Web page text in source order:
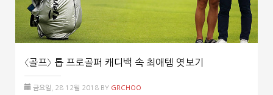
〈골프〉 톱 프로골퍼 캐디백 속 최애템 엿보기
금요일, 28 12월 2018 BY GRCHOO